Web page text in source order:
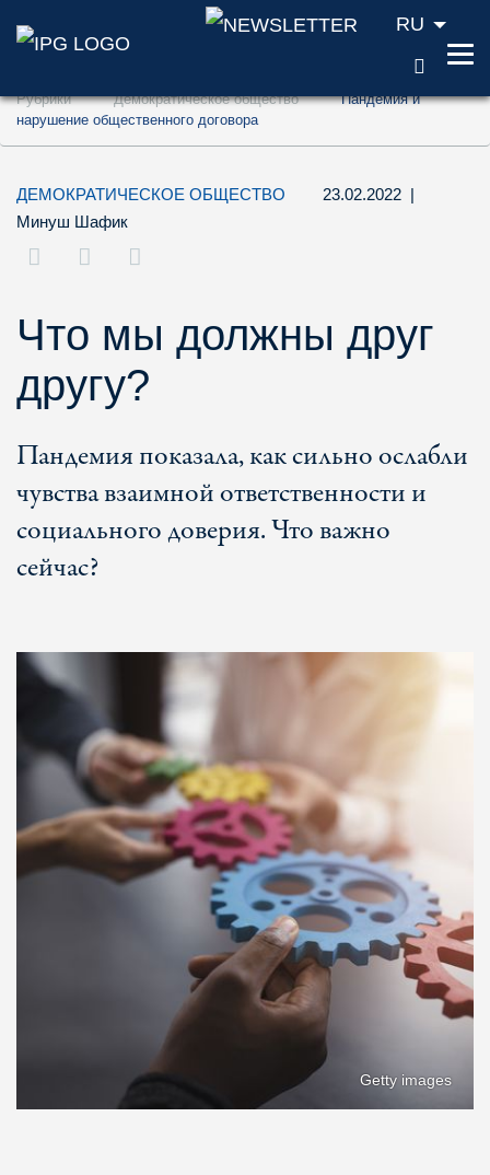
Перейти к содержанию (ключ доступа
Перейти к поиску (ключ доступа '2')
RU
Рубрики Демократическое общество
Пандемия и
нарушение общественного договора
ДЕМОКРАТИЧЕСКОЕ ОБЩЕСТВО 23.02.2022 |
Минуш Шафик
Что мы должны друг
другу?
Пандемия показала, как сильно ослабли
чувства взаимной ответственности и
социального доверия. Что важно
сейчас?
Getty images